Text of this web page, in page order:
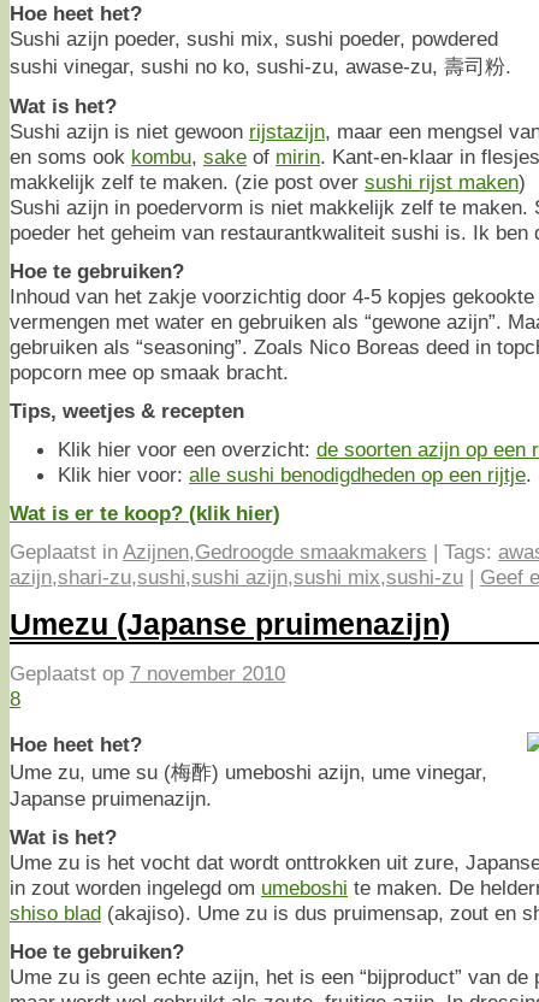
Hoe heet het?
Sushi azijn poeder, sushi mix, sushi poeder, powdered
sushi vinegar, sushi no ko, sushi-zu, awase-zu, 壽司粉.
Wat is het?
Sushi azijn is niet gewoon rijstazijn, maar een mengsel
en soms ook kombu, sake of mirin. Kant-en-klaar in
makkelijk zelf te maken. (zie post over sushi rijst maken)
Sushi azijn in poedervorm is niet makkelijk zelf te maken.
poeder het geheim van restaurantkwaliteit sushi is. Ik ben
Hoe te gebruiken?
Inhoud van het zakje voorzichtig door 4-5 kopjes gekookte
vermengen met water en gebruiken als “gewone azijn”.
gebruiken als “seasoning”. Zoals Nico Boreas deed in
popcorn mee op smaak bracht.
Tips, weetjes & recepten
Klik hier voor een overzicht: de soorten azijn op een
Klik hier voor: alle sushi benodigdheden op een rijtje.
Wat is er te koop? (klik hier)
Geplaatst in Azijnen,Gedroogde smaakmakers | Tags:
azijn,shari-zu,sushi,sushi azijn,sushi mix,sushi-zu | Geef
Umezu (Japanse pruimenazijn)
Geplaatst op 7 november 2010
8
Hoe heet het?
Ume zu, ume su (梅酢) umeboshi azijn, ume vinegar,
Japanse pruimenazijn.
Wat is het?
Ume zu is het vocht dat wordt onttrokken uit zure,
in zout worden ingelegd om umeboshi te maken. De
shiso blad (akajiso). Ume zu is dus pruimensap, zout en
Hoe te gebruiken?
Ume zu is geen echte azijn, het is een “bijproduct” van